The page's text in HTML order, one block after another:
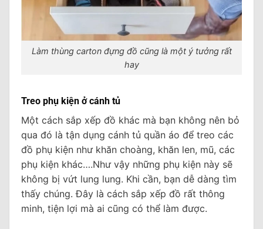
Làm thùng carton đựng đồ cũng là một ý tưởng rất
hay
Treo phụ kiện ở cánh tủ
Một cách sắp xếp đồ khác mà bạn không nên bỏ
qua đó là tận dụng cánh tủ quần áo để treo các
đồ phụ kiện như khăn choàng, khăn len, mũ, các
phụ kiện khác….Như vậy những phụ kiện này sẽ
không bị vứt lung lung. Khi cần, bạn dễ dàng tìm
thấy chúng. Đây là cách sắp xếp đồ rất thông
minh, tiện lợi mà ai cũng có thể làm được.